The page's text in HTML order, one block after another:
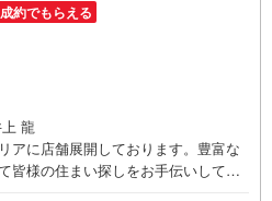
成約でもらえる
龍
アに店舗展開しております。豊富な
皆様の住まい探しをお手伝いしてお